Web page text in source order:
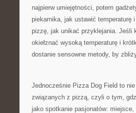
najpierw umiejętności, potem
piekarnika, jak ustawić temperaturę
pizzę, jak unikać przyklejania. Jeśli
okiełznać wysoką temperaturę i
dostanie sensowne metody, by
Jednocześnie Pizza Dog Field to
związanych z pizzą, czyli o tym,
jako spotkanie pasjonatów: